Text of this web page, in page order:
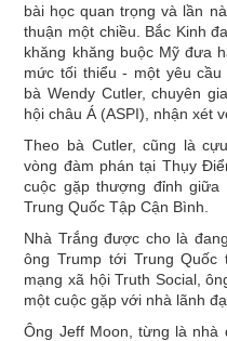
bài học quan trọng và lần
thuận một chiều. Bắc Kinh
khăng khăng buộc Mỹ đưa
mức tối thiểu - một yêu cầu
bà Wendy Cutler, chuyên
hội châu Á (ASPI), nhận xét
Theo bà Cutler, cũng là
vòng đàm phán tại Thụy
cuộc gặp thượng đỉnh giữa
Trung Quốc Tập Cận Bình.
Nhà Trắng được cho là
ông Trump tới Trung Quốc
mạng xã hội Truth Social,
một cuộc gặp với nhà lãnh
Ông Jeff Moon, từng là